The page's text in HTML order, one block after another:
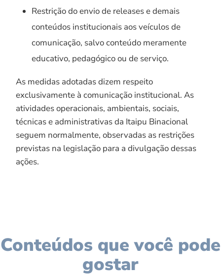
Restrição do envio de releases e demais
conteúdos institucionais aos veículos de
comunicação, salvo conteúdo meramente
educativo, pedagógico ou de serviço.
As medidas adotadas dizem respeito
exclusivamente à comunicação institucional. As
atividades operacionais, ambientais, sociais,
técnicas e administrativas da Itaipu Binacional
seguem normalmente, observadas as restrições
previstas na legislação para a divulgação dessas
ações.
Conteúdos que você pode
gostar